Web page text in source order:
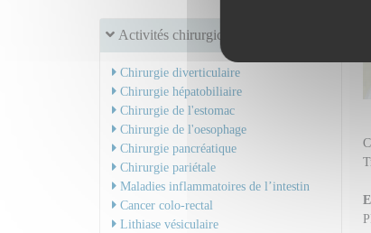
Activités chirurgicales
Chirurgie diverticulaire
Chirurgie hépatobiliaire
Chirurgie de l'estomac
Chirurgie de l'oesophage
Chirurgie pancréatique
Chirurgie pariétale
Maladies inflammatoires de l’intestin
Cancer colo-rectal
Lithiase vésiculaire